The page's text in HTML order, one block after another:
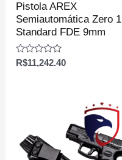
Pistola AREX
Semiautomática Zero 1
Standard FDE 9mm
Avaliação
R$11,242.40